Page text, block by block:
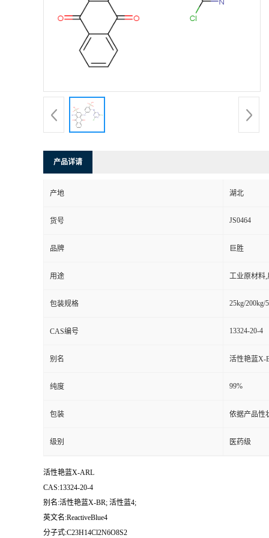
产品详请
产地 湖北
货号 JS0464
品牌 巨胜
用途 工业原材料
包装规格 25kg/200kg/
CAS编号 13324-20-4
别名 活性艳蓝X-
纯度 99%
包装 依据产品性
级别 医药级
活性艳蓝X-ARL
CAS:13324-20-4
别名:活性艳蓝X-BR; 活性蓝4;
英文名:ReactiveBlue4
分子式:C23H14Cl2N6O8S2